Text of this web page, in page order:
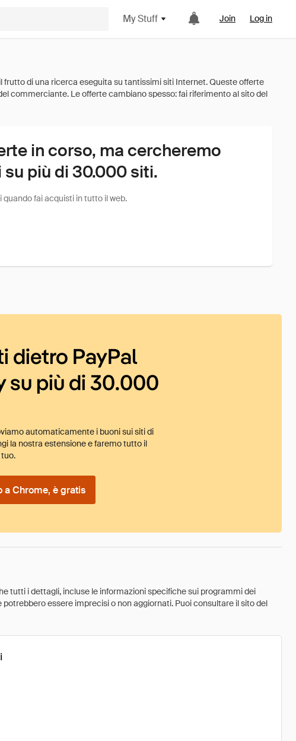
My Stuff Join Log in
in corso, ma cercheremo
più di 30.000 siti.
fai acquisti in tutto il web.
dietro PayPal
su più di 30.000
automaticamente i buoni sui siti di
la nostra estensione e faremo tutto il
a Chrome, è gratis
tutti i dettagli, incluse le informazioni specifiche sui programmi dei
essere imprecisi o non aggiornati. Puoi consultare il sito del